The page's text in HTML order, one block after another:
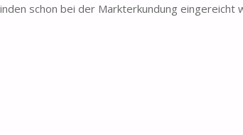
schon bei der Markterkundung eingereicht